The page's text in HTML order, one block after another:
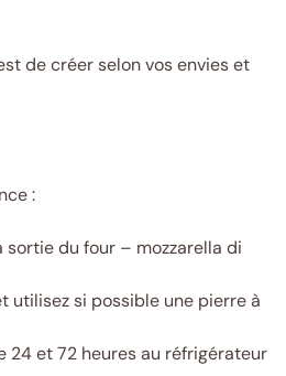
de créer selon vos envies et
:
du four – mozzarella di
utilisez si possible une pierre à
24 et 72 heures au réfrigérateur